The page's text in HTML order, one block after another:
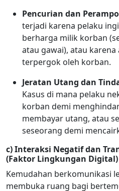
Pencurian dan
terjadi karena pelaku
berharga milik korban
atau gawai), atau karena
terpergok oleh korban.
Jeratan Utang dan
Kasus di mana pelaku
korban demi
membayar utang, atau
seseorang demi
c) Interaksi Negatif dan
(Faktor Lingkungan Digital)
Kemudahan berkomunikasi
membuka ruang bagi